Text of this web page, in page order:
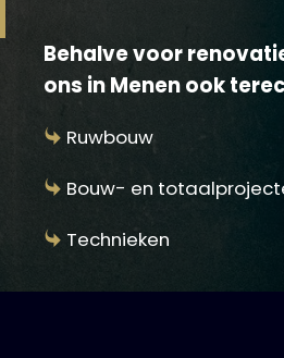
Behalve voor
ons in Menen ook
Ruwbouw
Bouw- en
Technieken